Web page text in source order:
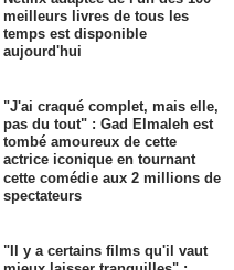
meilleurs livres de tous les
temps est disponible
aujourd'hui
"J'ai craqué complet, mais elle,
pas du tout" : Gad Elmaleh est
tombé amoureux de cette
actrice iconique en tournant
cette comédie aux 2 millions de
spectateurs
"Il y a certains films qu'il vaut